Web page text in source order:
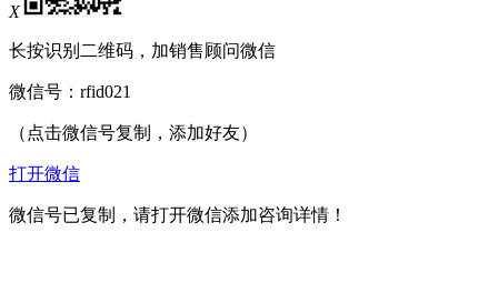
X
长按识别二维码，加销售顾问微信
微信号： rfid021
（点击微信号复制，添加好友）
打开微信
微信号已复制，请打开微信添加咨询详情！